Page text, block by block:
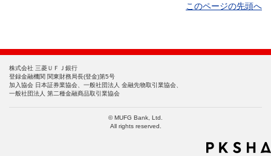
このページの先頭へ
株式会社 三菱ＵＦＪ銀行
登録金融機関 関東財務局長(登金)第5号
加入協会 日本証券業協会、一般社団法人 金融先物取引業協会、
一般社団法人 第二種金融商品取引業協会
© MUFG Bank, Ltd.
All rights reserved.